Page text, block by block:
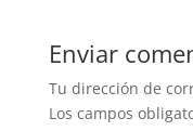
Enviar
Tu dirección de
Los campos